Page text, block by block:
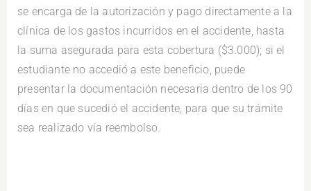
se encarga de la autorización y pago directamente a la
clínica de los gastos incurridos en el accidente, hasta
la suma asegurada para esta cobertura ($3.000); si el
estudiante no accedió a este beneficio, puede
presentar la documentación necesaria dentro de los 90
días en que sucedió el accidente, para que su trámite
sea realizado vía reembolso.